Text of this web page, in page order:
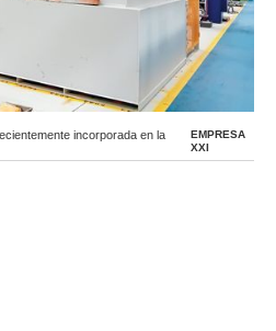
incorporada en la
EMPRESA
XXI